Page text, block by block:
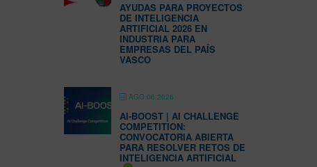
AYUDAS PARA PROYECTOS
DE INTELIGENCIA
ARTIFICIAL 2026 EN
INDUSTRIA PARA
EMPRESAS DEL PAÍS
VASCO
AGO 06 2026
AI-BOOST | AI CHALLENGE
COMPETITION:
CONVOCATORIA ABIERTA
PARA RESOLVER RETOS DE
INTELIGENCIA ARTIFICIAL